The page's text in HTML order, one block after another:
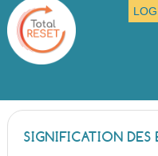
SIGNIFICATION DES